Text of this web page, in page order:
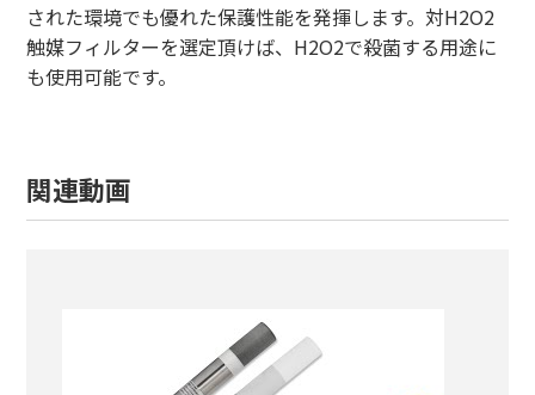
された環境でも優れた保護性能を発揮します。対H2O2
触媒フィルターを選定頂けば、H2O2で殺菌する用途に
も使用可能です。
関連動画